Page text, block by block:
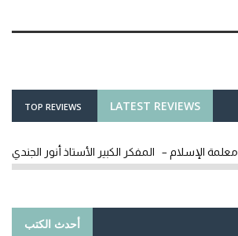
LATEST REVIEWS
TOP REVIEWS
معلمة الإسلام – المفكر الكبير الأستاذ أنور الجندي
أحدث الكتب